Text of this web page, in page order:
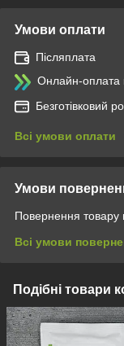
Умови оплати
Післяплата
Онлайн-оплата
Безготівковий
Всі умови оплати
Умови
Повернення товару
Всі умови
Подібні товари